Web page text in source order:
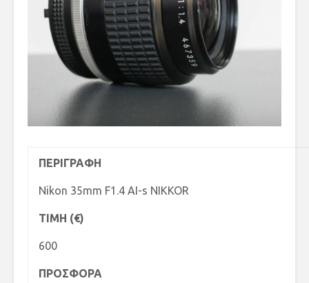
ΠΕΡΙΓΡΑΦΗ
Nikon 35mm F1.4 AI-s NIKKOR
TIMH (€)
600
ΠΡΟΣΦΟΡΑ